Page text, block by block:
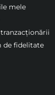
mele
de fidelitate